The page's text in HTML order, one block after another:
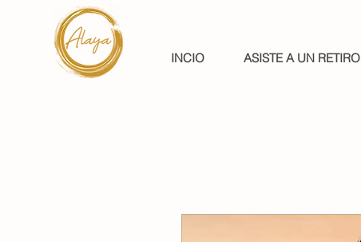
INCIO ASISTE A UN RETIRO